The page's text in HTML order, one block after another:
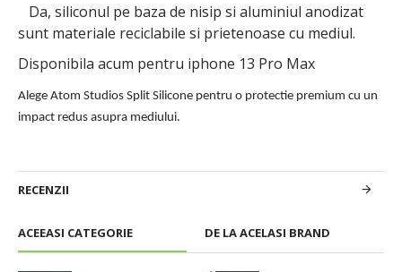
ACEEASI CATEGORIE DE LA ACELASI BRAND
Da, siliconul pe baza de nisip si aluminiul anodizat
sunt materiale reciclabile si prietenoase cu mediul.
Disponibila acum pentru iphone 13 Pro Max
Alege Atom Studios Split Silicone pentru o protectie premium cu un
impact redus asupra mediului.
RECENZII